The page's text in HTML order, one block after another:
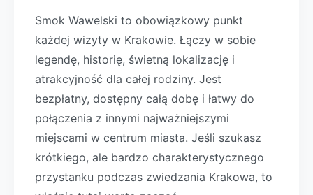
Smok Wawelski to obowiązkowy punkt
każdej wizyty w Krakowie. Łączy w sobie
legendę, historię, świetną lokalizację i
atrakcyjność dla całej rodziny. Jest
bezpłatny, dostępny całą dobę i łatwy do
połączenia z innymi najważniejszymi
miejscami w centrum miasta. Jeśli szukasz
krótkiego, ale bardzo charakterystycznego
przystanku podczas zwiedzania Krakowa, to